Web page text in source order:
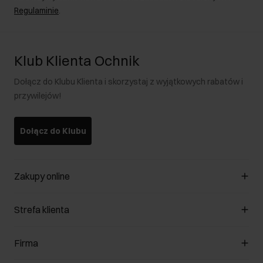
Regulaminie.
Klub Klienta Ochnik
Dołącz do Klubu Klienta i skorzystaj z wyjątkowych rabatów i
przywilejów!
Dołącz do Klubu
Zakupy online
Zarządzaj cookies
Formy płatności
Strefa klienta
Klub Klienta
Firma